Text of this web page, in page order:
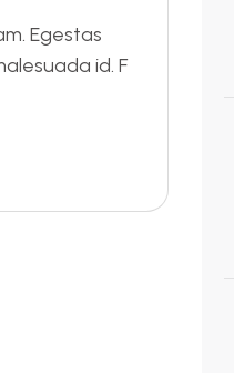
Egestas
id. F